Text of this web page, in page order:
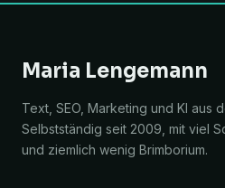
Maria Lengemann
Text, SEO, Marketing und KI aus
Selbstständig seit 2009, mit viel
und ziemlich wenig Brimborium.